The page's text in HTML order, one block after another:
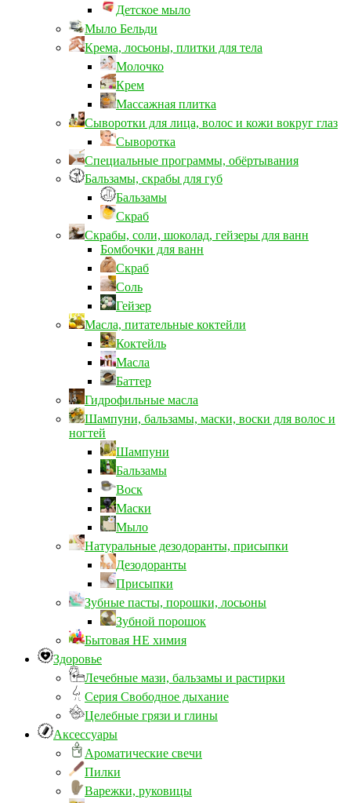
Детское мыло
Мыло Бельди
Крема, лосьоны, плитки для тела
Молочко
Крем
Массажная плитка
Сыворотки для лица, волос и кожи вокруг глаз
Сыворотка
Специальные программы, обёртывания
Бальзамы, скрабы для губ
Бальзамы
Скраб
Скрабы, соли, шоколад, гейзеры для ванн
Бомбочки для ванн
Скраб
Соль
Гейзер
Масла, питательные коктейли
Коктейль
Масла
Баттер
Гидрофильные масла
Шампуни, бальзамы, маски, воски для волос и
ногтей
Шампуни
Бальзамы
Воск
Маски
Мыло
Натуральные дезодоранты, присыпки
Дезодоранты
Присыпки
Зубные пасты, порошки, лосьоны
Зубной порошок
Бытовая НЕ химия
Здоровье
Лечебные мази, бальзамы и растирки
Серия Свободное дыхание
Целебные грязи и глины
Аксессуары
Ароматические свечи
Пилки
Варежки, руковицы